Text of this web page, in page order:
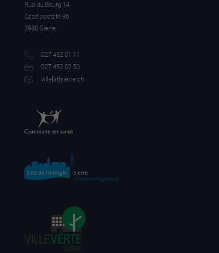
Rue du Bourg 14
Case postale 96
3960 Sierre
027 452 01 11
027 452 02 50
ville[at]sierre.ch